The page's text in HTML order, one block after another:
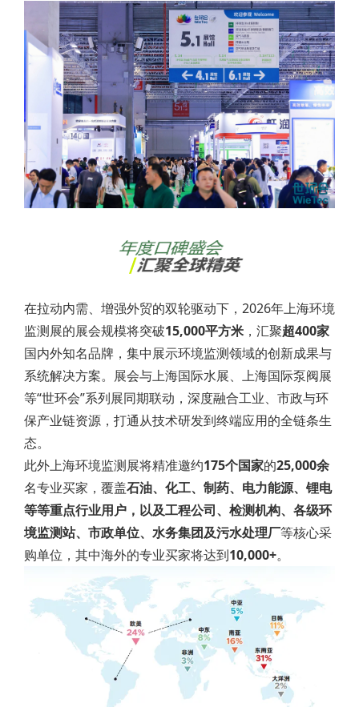
在拉动内需、增强外贸的双轮驱动下，2026年上海环境
监测展的展会规模将突破15,000平方米 ，汇聚超400家
国内外知名品牌，集中展示环境监测领域的创新成果与
系统解决方案。展会与上海国际水展、上海国际泵阀展
等“世环会”系列展同期联动，深度融合工业、市政与环
保产业链资源，打通从技术研发到终端应用的全链条生
态。
此外上海环境监测展将精准邀约175个国家的25,000余
名专业买家，覆盖石油、化工、制药、电力能源、锂电
等等重点行业用户，以及工程公司、检测机构、各级环
境监测站、市政单位、水务集团及污水处理厂等核心采
购单位，其中海外的专业买家将达到10,000+。